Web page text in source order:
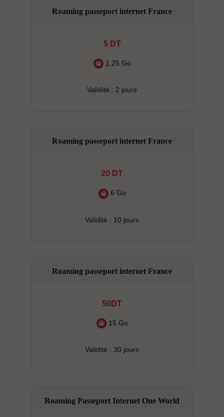
Roaming passeport internet France
5 DT
1,25 Go
Validité : 2 jours
Roaming passeport internet France
20 DT
6 Go
Validité : 10 jours
Roaming passeport internet France
50DT
15 Go
Validité : 30 jours
Roaming Passeport Internet One World